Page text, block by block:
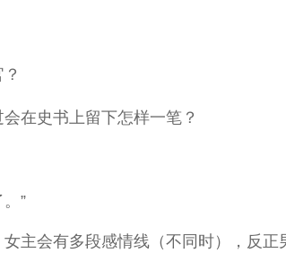
在史书上留下怎样一笔？
”
主会有多段感情线（不同时），反